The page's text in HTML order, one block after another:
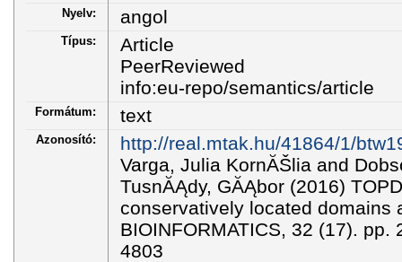
Nyelv: angol
Típus:
Article
PeerReviewed
info:eu-repo/semantics/article
Formátum: text
Azonosító:
http://real.mtak.hu/41864/1/
Varga, Julia KornĂŠlia and
TusnĂĄdy, GĂĄbor (2016)
conservatively located domains
BIOINFORMATICS, 32 (17). pp.
4803